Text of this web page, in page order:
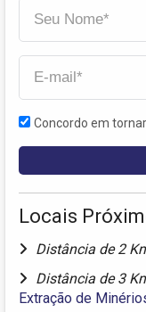
Concordo em
Locais
Distância de 2
Distância de 3
Extração de